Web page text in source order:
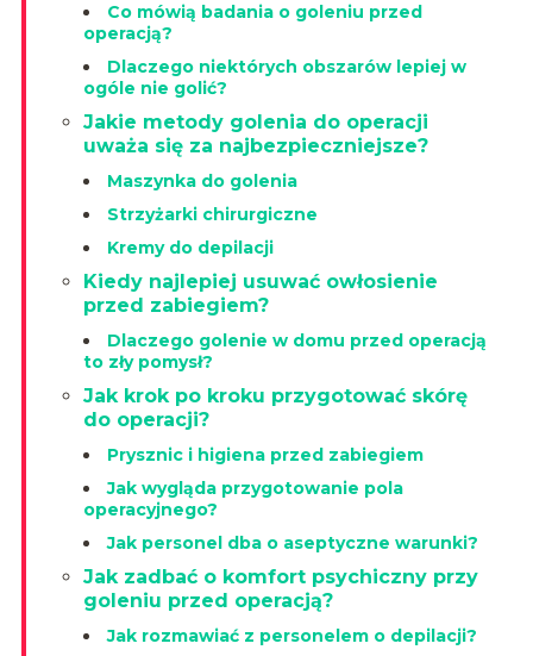
Co mówią badania o goleniu przed
operacją?
Dlaczego niektórych obszarów lepiej w
ogóle nie golić?
Jakie metody golenia do operacji
uważa się za najbezpieczniejsze?
Maszynka do golenia
Strzyżarki chirurgiczne
Kremy do depilacji
Kiedy najlepiej usuwać owłosienie
przed zabiegiem?
Dlaczego golenie w domu przed operacją
to zły pomysł?
Jak krok po kroku przygotować skórę
do operacji?
Prysznic i higiena przed zabiegiem
Jak wygląda przygotowanie pola
operacyjnego?
Jak personel dba o aseptyczne warunki?
Jak zadbać o komfort psychiczny przy
goleniu przed operacją?
Jak rozmawiać z personelem o depilacji?